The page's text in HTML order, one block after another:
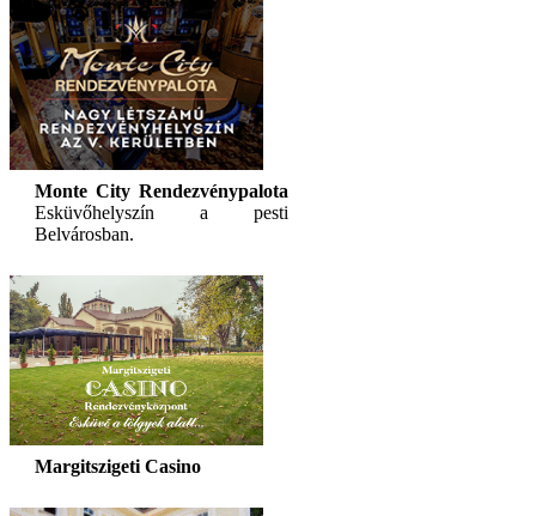
Monte City Rendezvénypalota
Esküvőhelyszín a pesti
Belvárosban.
Margitszigeti Casino